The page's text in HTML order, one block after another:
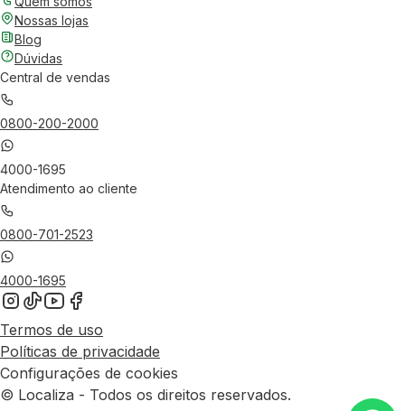
Nossas lojas
Blog
Dúvidas
Central de vendas
0800-200-2000
4000-1695
Atendimento ao cliente
0800-701-2523
4000-1695
Termos de uso
Políticas de privacidade
Configurações de cookies
© Localiza - Todos os direitos reservados.